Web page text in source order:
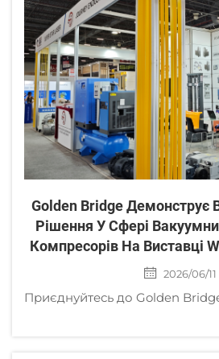
Golden Bridge Демонструє
Рішення У Сфері
Компресорів На Виставці
2026/06/11